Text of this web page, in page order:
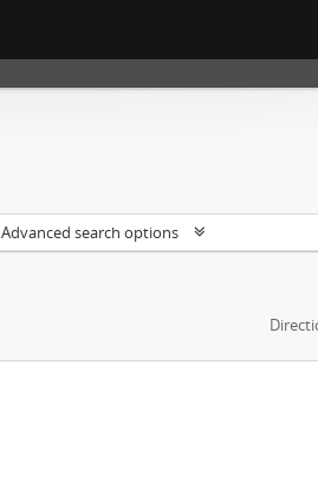
Advanced search options